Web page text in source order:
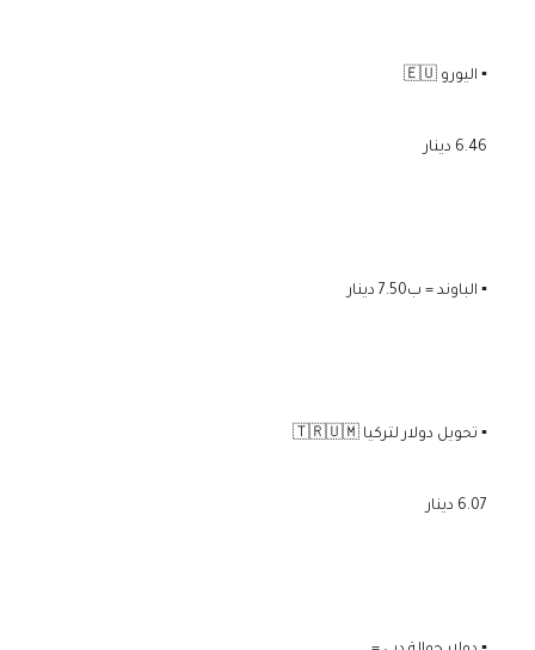
▪️ اليورو 🇪🇺
6.46 دينار
▪️ الباوند = ب7.50 دينار
▪️ تحويل دولار لتركيا 🇹🇷🇺🇲
6.07 دينار